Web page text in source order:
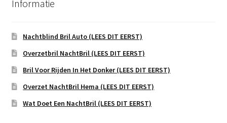
Informatie
Nachtblind Bril Auto (LEES DIT EERST)
Overzetbril NachtBril (LEES DIT EERST)
Bril Voor Rijden In Het Donker (LEES DIT EERST)
Overzet NachtBril Hema (LEES DIT EERST)
Wat Doet Een NachtBril (LEES DIT EERST)